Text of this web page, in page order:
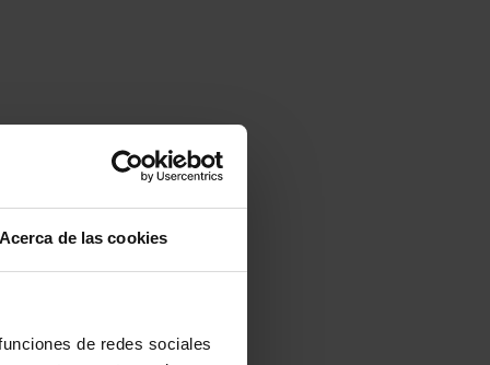
Acerca de las cookies
de redes sociales